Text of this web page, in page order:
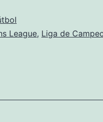
Champions
League, Liga de